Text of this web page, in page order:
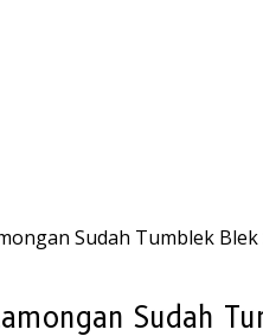
Sudah Tumblek Blek
Sudah